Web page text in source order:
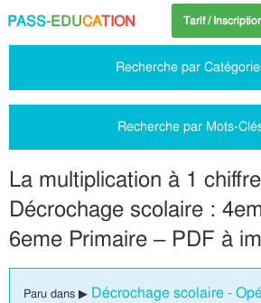
PASS-EDUCATION Tarif /
Recherche par
Recherche par Mots-
La multiplication à 1
Décrochage scolaire :
6eme Primaire – PDF à
Paru dans ▶ Décrochage scolaire -